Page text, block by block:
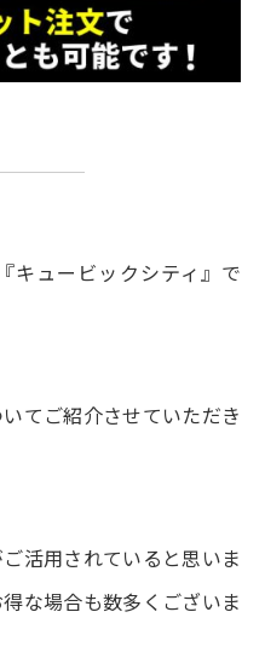
キュービックシティ』で
てご紹介させていただき
活用されていると思いま
な場合も数多くございま